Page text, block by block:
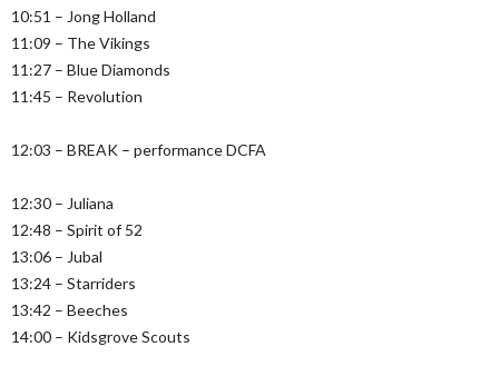
10:51 – Jong Holland
11:09 – The Vikings
11:27 – Blue Diamonds
11:45 – Revolution
12:03 – BREAK – performance DCFA
12:30 – Juliana
12:48 – Spirit of 52
13:06 – Jubal
13:24 – Starriders
13:42 – Beeches
14:00 – Kidsgrove Scouts